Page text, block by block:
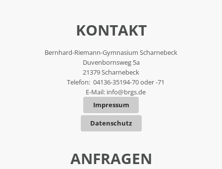
KONTAKT
Bernhard-Riemann-Gymnasium Scharnebeck
Duvenbornsweg 5a
21379 Scharnebeck
Telefon: 04136-35194-70 oder -71
E-Mail: info@brgs.de
Impressum
Datenschutz
ANFRAGEN